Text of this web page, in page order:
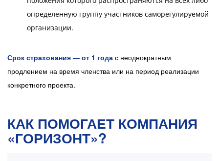
определенную группу участников саморегулируемой
организации.
Срок страхования — от 1 года с неоднократным
продлением на время членства или на период реализации
конкретного проекта.
КАК ПОМОГАЕТ КОМПАНИЯ
«ГОРИЗОНТ»?